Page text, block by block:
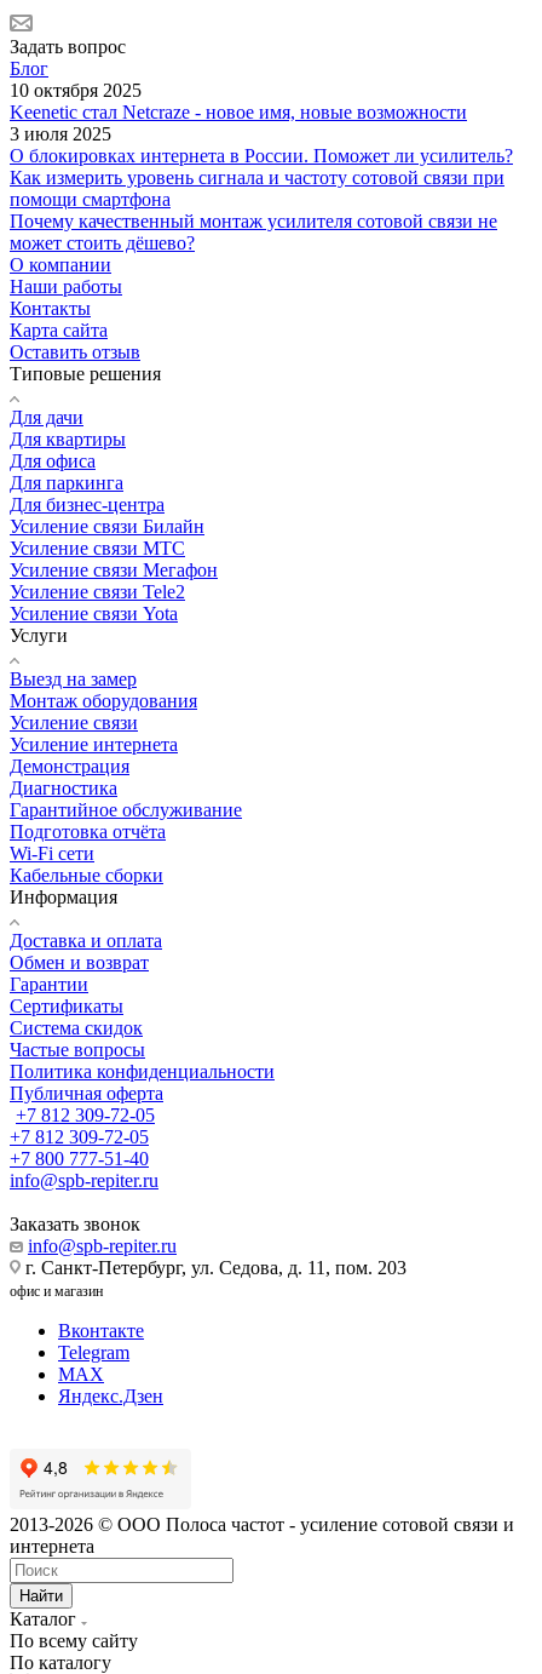
Задать вопрос
Блог
10 октября 2025
Keenetic стал Netcraze - новое имя, новые возможности
3 июля 2025
О блокировках интернета в России. Поможет ли усилитель?
Как измерить уровень сигнала и частоту сотовой связи при
помощи смартфона
Почему качественный монтаж усилителя сотовой связи не
может стоить дёшево?
О компании
Наши работы
Контакты
Карта сайта
Оставить отзыв
Типовые решения
Для дачи
Для квартиры
Для офиса
Для паркинга
Для бизнес-центра
Усиление связи Билайн
Усиление связи МТС
Усиление связи Мегафон
Усиление связи Tele2
Усиление связи Yota
Услуги
Выезд на замер
Монтаж оборудования
Усиление связи
Усиление интернета
Демонстрация
Диагностика
Гарантийное обслуживание
Подготовка отчёта
Wi-Fi сети
Кабельные сборки
Информация
Доставка и оплата
Обмен и возврат
Гарантии
Сертификаты
Система скидок
Частые вопросы
Политика конфиденциальности
Публичная оферта
+7 812 309-72-05
+7 812 309-72-05
+7 800 777-51-40
info@spb-repiter.ru
Заказать звонок
info@spb-repiter.ru
г. Санкт-Петербург, ул. Седова, д. 11, пом. 203
офис и магазин
Вконтакте
Telegram
MAX
Яндекс.Дзен
2013-2026 © ООО Полоса частот - усиление сотовой связи и
интернета
Найти
Каталог
По всему сайту
По каталогу